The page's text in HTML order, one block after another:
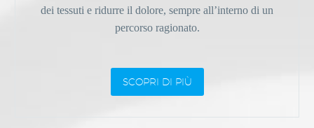
dei tessuti e ridurre il dolore, sempre all’interno di un
percorso ragionato.
SCOPRI DI PIÙ